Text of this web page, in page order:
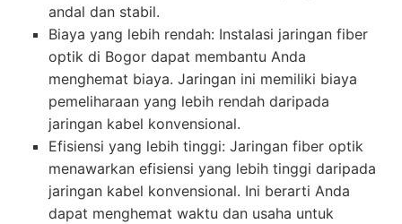
andal dan stabil.
Biaya yang lebih rendah: Instalasi jaringan fiber
optik di Bogor dapat membantu Anda
menghemat biaya. Jaringan ini memiliki biaya
pemeliharaan yang lebih rendah daripada
jaringan kabel konvensional.
Efisiensi yang lebih tinggi: Jaringan fiber optik
menawarkan efisiensi yang lebih tinggi daripada
jaringan kabel konvensional. Ini berarti Anda
dapat menghemat waktu dan usaha untuk